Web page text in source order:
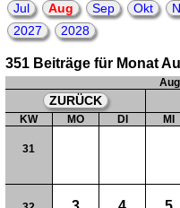
Jul
Aug Sep Okt
2027
2028
351 Beiträge für Monat
ZURÜCK
KW MO DI MI
31